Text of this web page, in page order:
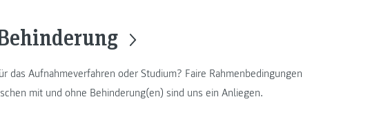
das Aufnahmeverfahren oder Studium? Faire Rahmenbedingungen
mit und ohne Behinderung(en) sind uns ein Anliegen.